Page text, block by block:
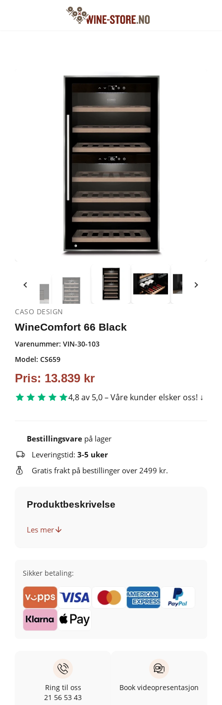
CASO DESIGN
WineComfort 66 Black
Varenummer: VIN-30-103
Model: CS659
Pris: 13.839 kr
4,8 av 5,0 – Våre kunder elsker oss!
Bestillingsvare på lager
Leveringstid: 3-5 uker
Gratis frakt på bestillinger over 2499 kr.
Produktbeskrivelse
Les mer
Sikker betaling:
Ring til oss
21 56 53 43
Book videopresentasjon